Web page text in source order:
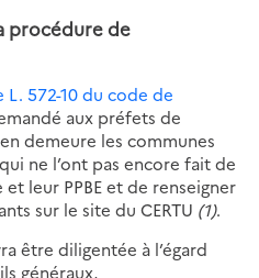
procédure de
L. 572-10 du code de
aux préfets de
demeure les communes
ne l’ont pas encore fait de
leur PPBE et de renseigner
sur le site du CERTU (1).
être diligentée à l’égard
généraux,